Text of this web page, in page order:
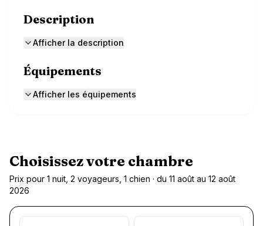
Description
Afficher la description
Équipements
Afficher les équipements
Choisissez votre chambre
Prix pour 1 nuit, 2 voyageurs, 1 chien · du 11 août au 12 août
2026